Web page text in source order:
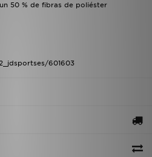
50 % de fibras de poliéster
601603